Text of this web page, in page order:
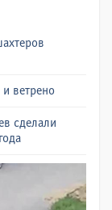
ветрено
сделали